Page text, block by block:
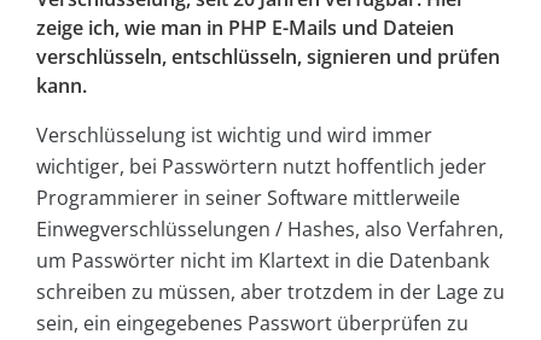
zeige ich, wie man in PHP E-Mails und Dateien
verschlüsseln, entschlüsseln, signieren und prüfen
kann.
Verschlüsselung ist wichtig und wird immer
wichtiger, bei Passwörtern nutzt hoffentlich jeder
Programmierer in seiner Software mittlerweile
Einwegverschlüsselungen / Hashes, also Verfahren,
um Passwörter nicht im Klartext in die Datenbank
schreiben zu müssen, aber trotzdem in der Lage zu
sein, ein eingegebenes Passwort überprüfen zu